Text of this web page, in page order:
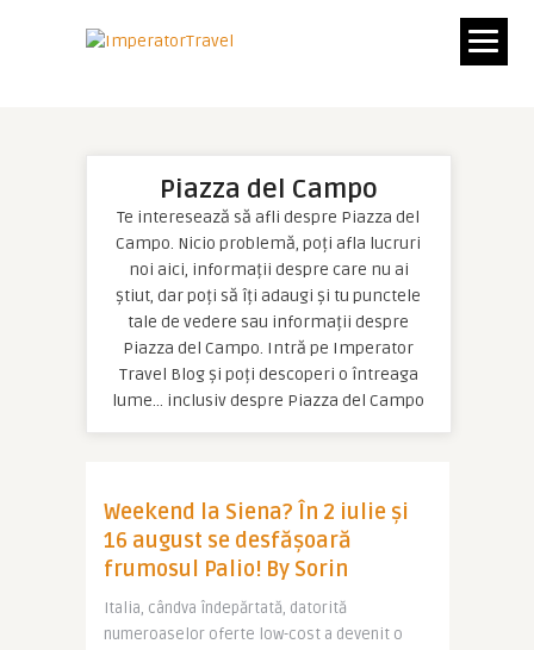
Piazza del Campo
Te interesează să afli despre Piazza del
Campo. Nicio problemă, poți afla lucruri
noi aici, informații despre care nu ai
știut, dar poți să îți adaugi și tu punctele
tale de vedere sau informații despre
Piazza del Campo. Intră pe Imperator
Travel Blog și poți descoperi o întreaga
lume… inclusiv despre Piazza del Campo
Weekend la Siena? În 2 iulie și
16 august se desfășoară
frumosul Palio! By Sorin
Italia, cândva îndepărtată, datorită
numeroaselor oferte low-cost a devenit o